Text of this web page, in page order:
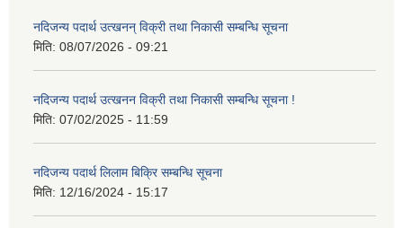
नदिजन्य पदार्थ उत्खनन् विक्री तथा निकासी सम्बन्धि सूचना
मिति: 08/07/2026 - 09:21
नदिजन्य पदार्थ उत्खनन विक्री तथा निकासी सम्बन्धि सूचना !
मिति: 07/02/2025 - 11:59
नदिजन्य पदार्थ लिलाम बिक्रि सम्बन्धि सूचना
मिति: 12/16/2024 - 15:17